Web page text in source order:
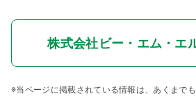
株式会社ビー・エム・エ
※当ページに掲載されている情報は、あくまで